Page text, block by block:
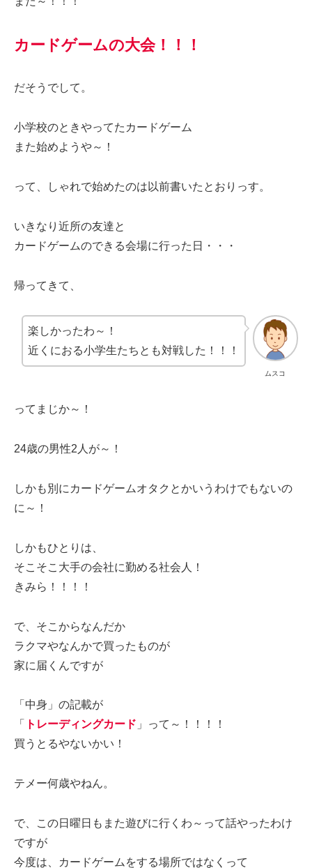
カードゲームの大会！！！
だそうでして。
小学校のときやってたカードゲーム
また始めようや～！
って、しゃれで始めたのは以前書いたとおりっす。
いきなり近所の友達と
カードゲームのできる会場に行った日・・・
帰ってきて、
ムスコ
楽しかったわ～！
近くにおる小学生たちとも対戦した！！！
ってまじか～！
24歳の男性2人が～！
しかも別にカードゲームオタクとかいうわけでもないの
に～！
しかもひとりは、
そこそこ大手の会社に勤める社会人！
きみら！！！！
で、そこからなんだか
ラクマやなんかで買ったものが
家に届くんですが
「中身」の記載が
「
トレーディングカード 」って～！！！！
買うとるやないかい！
テメー何歳やねん。
で、この日曜日もまた遊びに行くわ～って話やったわけ
ですが
今度は、カードゲームをする場所ではなくって